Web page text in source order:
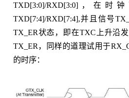
TXD[3:0]/RXD[3:0]，在
TXD[7:4]/RXD[7:4],并且信号
TX_ER状态，即在TXC上升沿
TX_ER，同样的道理试用于
的时序：